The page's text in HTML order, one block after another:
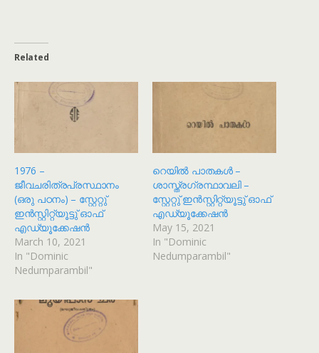
Related
1976 –
ജീവചരിത്രപ്രസ്ഥാനം
(ഒരു പഠനം) – സ്റ്റേറ്റു്
ഇൻസ്റ്റിറ്റ്യൂട്ടു് ഓഫ്
എഡ്യൂക്കേഷൻ
March 10, 2021
In "Dominic
Nedumparambil"
റെയിൽ പാതകൾ –
ശാസ്ത്രഗ്രന്ഥാവലി –
സ്റ്റേറ്റു് ഇൻസ്റ്റിറ്റ്യൂട്ടു് ഓഫ്
എഡ്യൂക്കേഷൻ
May 15, 2021
In "Dominic
Nedumparambil"